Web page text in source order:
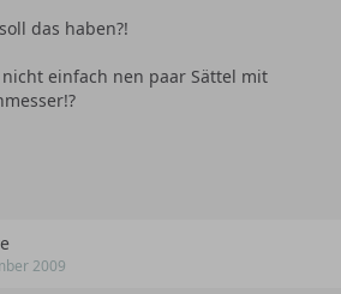
das haben?!
einfach nen paar Sättel mit
2009